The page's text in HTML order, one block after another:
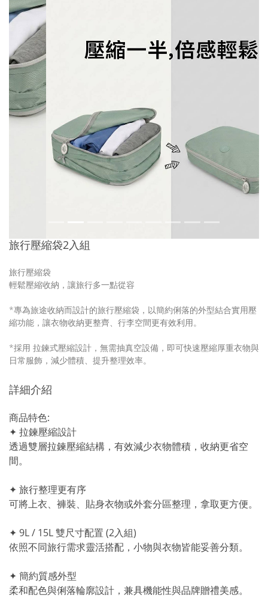
旅行壓縮袋2入組
旅行壓縮袋
輕鬆壓縮收納，讓旅行多一點從容
*專為旅途收納而設計的旅行壓縮袋，以簡約俐落的外型結合實用壓
縮功能，讓衣物收納更整齊、行李空間更有效利用。
*採用 拉鍊式壓縮設計，無需抽真空設備，即可快速壓縮厚重衣物與
日常服飾，減少體積、提升整理效率。
詳細介紹
商品特色:
✦ 拉鍊壓縮設計
透過雙層拉鍊壓縮結構，有效減少衣物體積，收納更省空
間。
✦ 旅行整理更有序
可將上衣、褲裝、貼身衣物或外套分區整理，拿取更方便。
✦ 9L / 15L 雙尺寸配置 (2入組)
依照不同旅行需求靈活搭配，小物與衣物皆能妥善分類。
✦ 簡約質感外型
柔和配色與俐落輪廓設計，兼具機能性與品牌贈禮美感。